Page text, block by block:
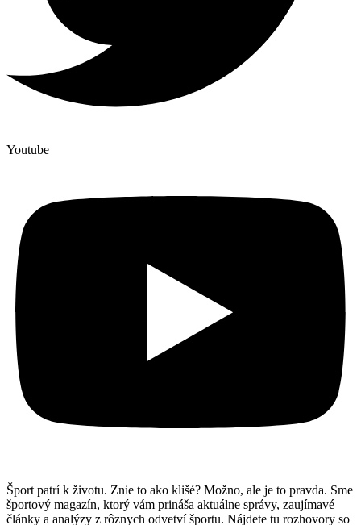
Youtube
Šport patrí k životu. Znie to ako klišé? Možno, ale je to pravda. Sme
športový magazín, ktorý vám prináša aktuálne správy, zaujímavé
články a analýzy z rôznych odvetví športu. Nájdete tu rozhovory so